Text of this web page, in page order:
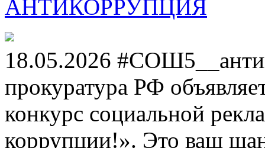
АНТИКОРРУПЦИЯ
18.05.2026
прокуратура РФ
конкурс социальной
коррупции!». Это ваш